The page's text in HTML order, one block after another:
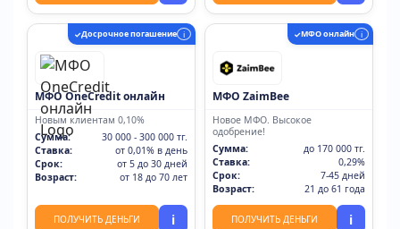
✓Досрочное погашение i
МФО OneCredit онлайн
Новым клиентам 0,10%
Сумма:
30 000 - 300 000 тг.
Ставка:
от 0,01% в день
Срок:
от 5 до 30 дней
Возраст:
от 18 до 70 лет
ПОЛУЧИТЬ ДЕНЬГИ i
✓МФО онлайн i
МФО ZaimBee
Новое МФО. Высокое
одобрение!
Сумма:
до 170 000 тг.
Ставка:
0,29%
Срок:
7-45 дней
Возраст:
21 до 61 года
ПОЛУЧИТЬ ДЕНЬГИ i